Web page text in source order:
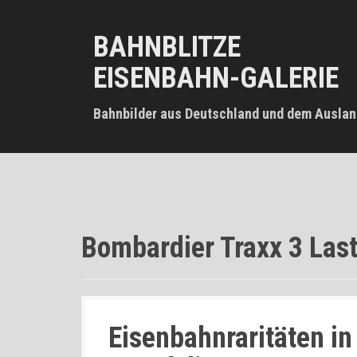
BAHNBLITZE
EISENBAHN-GALERIE
Bahnbilder aus Deutschland und dem
Bombardier Traxx 3
Eisenbahnraritäten